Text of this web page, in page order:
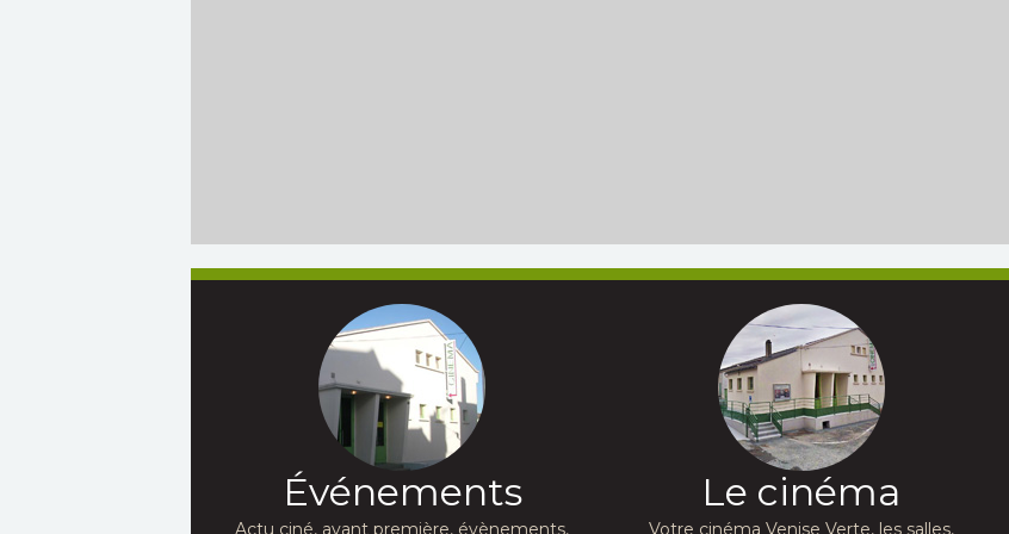
Événements
Actu ciné, avant première, évènements,
Le cinéma
Votre cinéma Venise Verte, les salles,